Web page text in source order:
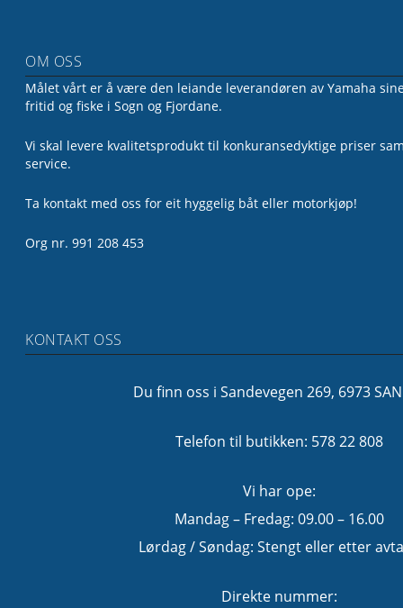
OM OSS
Målet vårt er å være den leiande leverandøren av Yamaha
fritid og fiske i Sogn og Fjordane.
Vi skal levere kvalitetsprodukt til konkuransedyktige priser
service.
Ta kontakt med oss for eit hyggelig båt eller motorkjøp!
Org nr. 991 208 453
KONTAKT OSS
Du finn oss i Sandevegen 269, 6973
Telefon til butikken: 578 22 808
Vi har ope:
Mandag – Fredag: 09.00 – 16.00
Lørdag / Søndag: Stengt eller etter
Direkte nummer: